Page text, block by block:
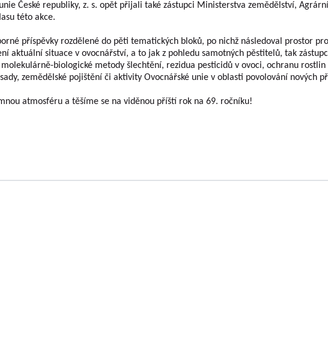
České republiky, z. s. opět přijali také zástupci Ministerstva zemědělství,
této akce.
příspěvky rozdělené do pěti tematických bloků, po nichž následoval prostor
aktuální situace v ovocnářství, a to jak z pohledu samotných pěstitelů, tak
biologické metody šlechtění, rezidua pesticidů v ovoci, ochranu
zemědělské pojištění či aktivity Ovocnářské unie v oblasti povolování nových
atmosféru a těšíme se na viděnou příští rok na 69. ročníku!
Forschungsorganisation definiert und in den
werden. Es handelt sich sowohl um Ergebnisse
um anwendbare Ergebnisse. Die Forschungs- und